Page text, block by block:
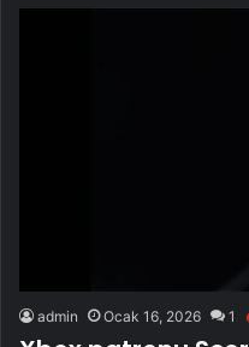
admin Ocak 16, 2026 1